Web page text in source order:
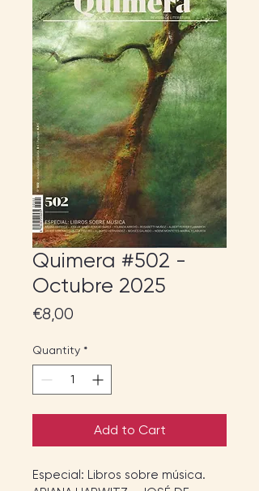
Quimera #502 -
Octubre 2025
€8,00
Quantity *
Add to Cart
Especial: Libros sobre música.